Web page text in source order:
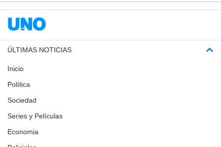
ÚLTIMAS NOTICIAS
Inicio
Política
Sociedad
Series y Películas
Economia